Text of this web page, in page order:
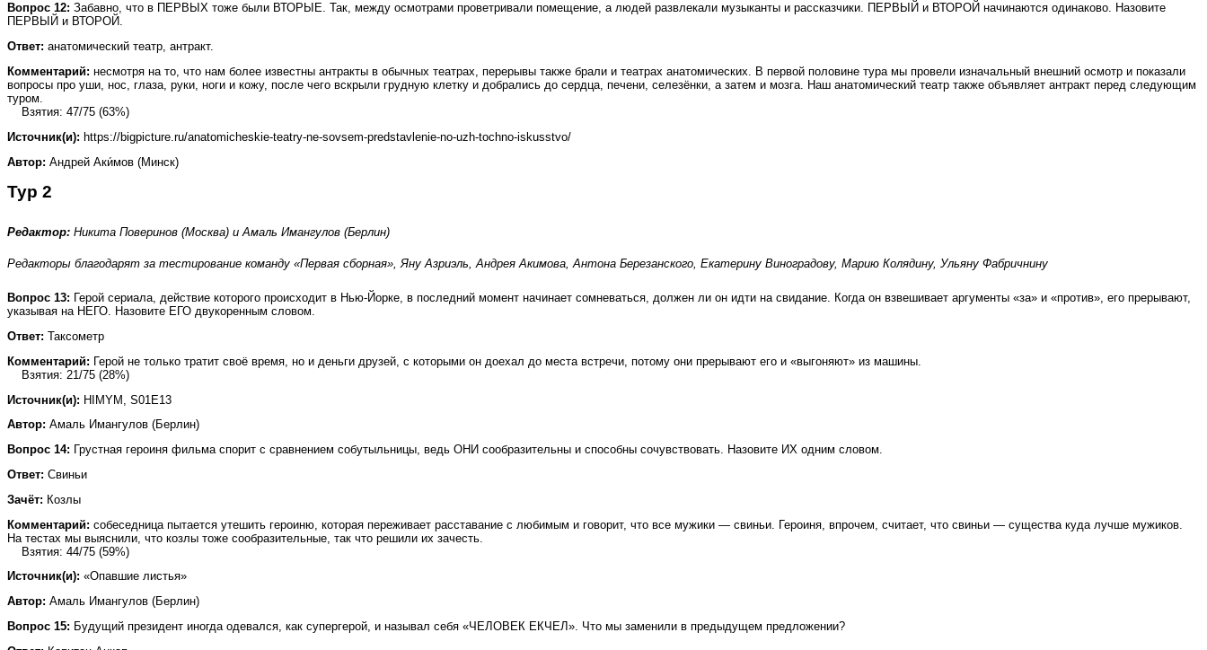
Вопрос 12: Забавно, что в ПЕРВЫХ тоже были ВТОРЫЕ. Так, между осмотрами проветривали помещение, а людей развлекали музыканты и рассказчики. ПЕРВЫЙ и ВТОРОЙ начинаются одинаково. Назовите
ПЕРВЫЙ и ВТОРОЙ.
Ответ: анатомический театр, антракт.
Комментарий: несмотря на то, что нам более известны антракты в обычных театрах, перерывы также брали и театрах анатомических. В первой половине тура мы провели изначальный внешний осмотр и показали
вопросы про уши, нос, глаза, руки, ноги и кожу, после чего вскрыли грудную клетку и добрались до сердца, печени, селезёнки, а затем и мозга. Наш анатомический театр также объявляет антракт перед следующим
туром.
Взятия: 47/75 (63%)
Источник(и): https://bigpicture.ru/anatomicheskie-teatry-ne-sovsem-predstavlenie-no-uzh-tochno-iskusstvo/
Автор: Андрей Аки́мов (Минск)
Тур 2
Редактор: Никита Поверинов (Москва) и Амаль Имангулов (Берлин)
Редакторы благодарят за тестирование команду «Первая сборная», Яну Азриэль, Андрея Акимова, Антона Березанского, Екатерину Виноградову, Марию Колядину, Ульяну Фабричнину
Вопрос 13: Герой сериала, действие которого происходит в Нью-Йорке, в последний момент начинает сомневаться, должен ли он идти на свидание. Когда он взвешивает аргументы «за» и «против», его прерывают,
указывая на НЕГО. Назовите ЕГО двукоренным словом.
Ответ: Таксометр
Комментарий: Герой не только тратит своё время, но и деньги друзей, с которыми он доехал до места встречи, потому они прерывают его и «выгоняют» из машины.
Взятия: 21/75 (28%)
Источник(и): HIMYM, S01E13
Автор: Амаль Имангулов (Берлин)
Вопрос 14: Грустная героиня фильма спорит с сравнением собутыльницы, ведь ОНИ сообразительны и способны сочувствовать. Назовите ИХ одним словом.
Ответ: Свиньи
Зачёт: Козлы
Комментарий: собеседница пытается утешить героиню, которая переживает расставание с любимым и говорит, что все мужики — свиньи. Героиня, впрочем, считает, что свиньи — существа куда лучше мужиков.
На тестах мы выяснили, что козлы тоже сообразительные, так что решили их зачесть.
Взятия: 44/75 (59%)
Источник(и): «Опавшие листья»
Автор: Амаль Имангулов (Берлин)
Вопрос 15: Будущий президент иногда одевался, как супергерой, и называл себя «ЧЕЛОВЕК ЕКЧЕЛ». Что мы заменили в предыдущем предложении?